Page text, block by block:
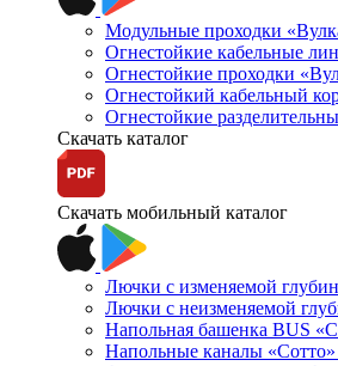
Модульные проходки
Огнестойкие кабельные
Огнестойкие проходки
Огнестойкий кабельный
Огнестойкие
Скачать каталог
Скачать мобильный каталог
Лючки с изменяемой
Лючки с неизменяемой
Напольная башенка BUS
Напольные каналы «Сотто»